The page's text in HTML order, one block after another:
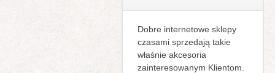
Dobre internetowe sklepy
czasami sprzedają takie
właśnie akcesoria
zainteresowanym Klientom.